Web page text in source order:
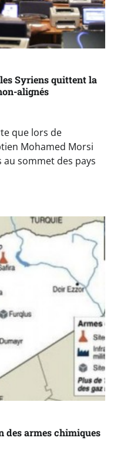
Syriens quittent la
alignés
que lors de
Mohamed Morsi
sommet des pays
des armes chimiques